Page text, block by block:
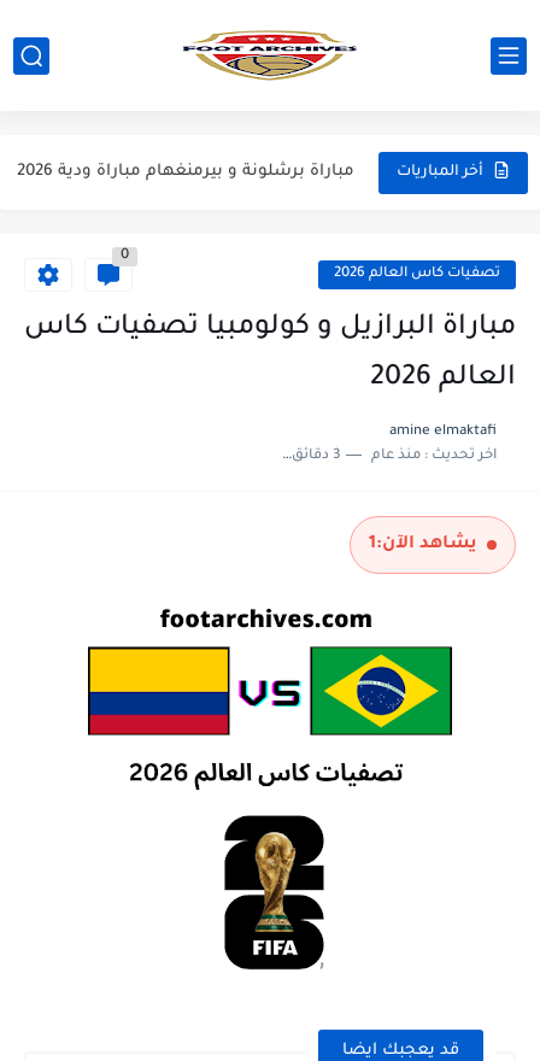
أخر المباريات
مباراة ارسنال و جيرونا مباراة ودية 2026
مباراة ريال مدريد و فيورنتينا مباراة ودية 2026
مباراة برشلونة و بيرمنغهام مباراة ودية 2026
مباراة سيلتيك و ميلان مباراة ودية 2026 تصفيات كاس العالم 2026
0
مباراة البرازيل و كولومبيا تصفيات كاس
العالم 2026
amine elmaktafi
اخر تحديث :منذ عام 3 دقائق للقراءة
يشاهد الآن:1
قد يعجبك ايضا